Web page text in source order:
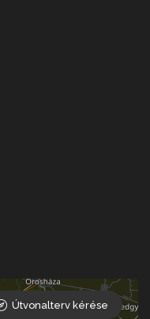
Útvonalterv kérése